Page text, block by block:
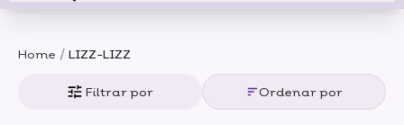
Home / LIZZ-LIZZ
Filtrar por Ordenar por